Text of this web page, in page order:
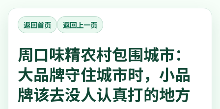
返回首页 返回上一页
周口味精农村包围城市：
大品牌守住城市时，小品
牌该去没人认真打的地方